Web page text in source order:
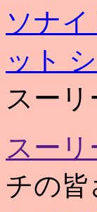
ソナ
ット
スー
スー
チの